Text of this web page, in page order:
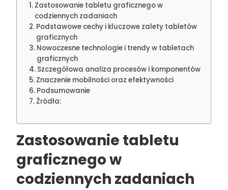
Zastosowanie tabletu graficznego w
codziennych zadaniach
Podstawowe cechy i kluczowe zalety tabletów
graficznych
Nowoczesne technologie i trendy w tabletach
graficznych
Szczegółowa analiza procesów i komponentów
Znaczenie mobilności oraz efektywności
Podsumowanie
Źródła:
Zastosowanie tabletu
graficznego w
codziennych zadaniach